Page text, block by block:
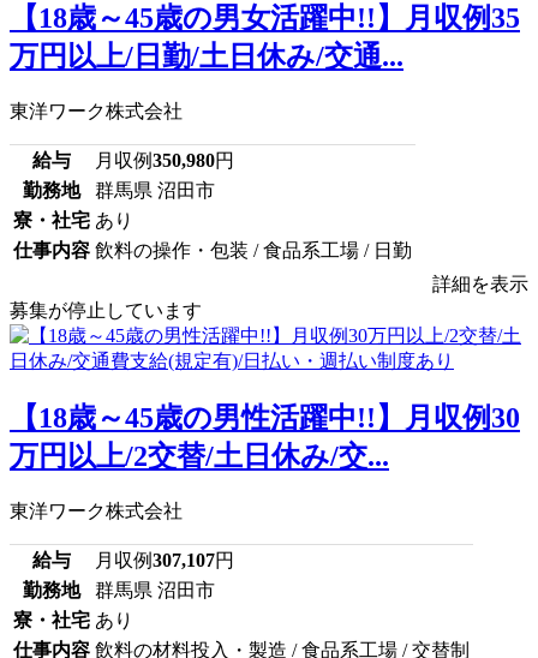
【18歳～45歳の男女活躍中!!】月収例35
万円以上/日勤/土日休み/交通...
東洋ワーク株式会社
給与 月収例350,980円
勤務地
群馬県 沼田市
寮・社宅 あり
仕事内容 飲料の操作・包装 / 食品系工場 / 日勤
詳細を表示
募集が停止しています
【18歳～45歳の男性活躍中!!】月収例30
万円以上/2交替/土日休み/交...
東洋ワーク株式会社
給与 月収例307,107円
勤務地
群馬県 沼田市
寮・社宅 あり
仕事内容 飲料の材料投入・製造 / 食品系工場 / 交替制